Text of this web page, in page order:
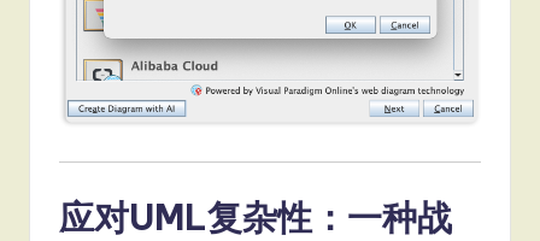
应对UML复杂性：一种战